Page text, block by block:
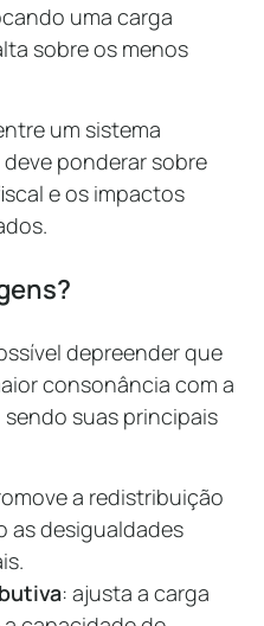
uma carga
sobre os menos
um sistema
ponderar sobre
e os impactos
depreender que
consonância com a
suas principais
a redistribuição
as desigualdades
: ajusta a carga